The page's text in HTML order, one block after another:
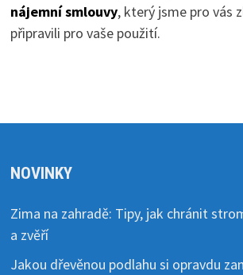
nájemní smlouvy, který jsme pro vás
připravili pro vaše použití.
NOVINKY
Zima na zahradě: Tipy, jak chránit
a zvěří
Jakou dřevěnou podlahu si opravdu